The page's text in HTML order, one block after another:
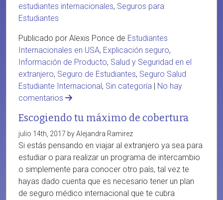
estudiantes internacionales, Seguros para
Estudiantes
Publicado por Alexis Ponce de Estudiantes
Internacionales en USA, Explicación seguro,
Información de Producto, Salud y Seguridad en el
extranjero, Seguro de Estudiantes, Seguro Salud
Estudiante Internacional, Sin categoría | No hay
comentarios
Escogiendo tu máximo de cobertura
julio 14th, 2017 by Alejandra Ramirez
Si estás pensando en viajar al extranjero ya sea para
estudiar o para realizar un programa de intercambio
o simplemente para conocer otro país, tal vez te
hayas dado cuenta que es necesario tener un plan
de seguro médico internacional que te cubra